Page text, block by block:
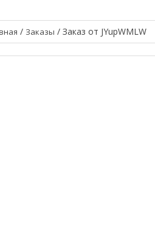
/ Заказы / Заказ от JYupWMLW